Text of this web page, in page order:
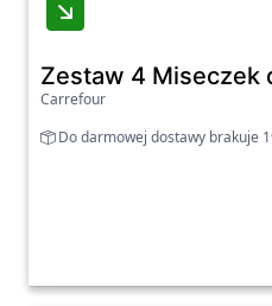
Zestaw 4 Miseczek
Carrefour
Do darmowej dostawy brakuje